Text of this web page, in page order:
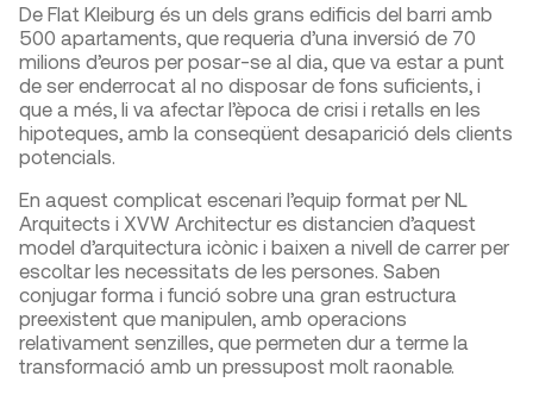
De Flat Kleiburg és un dels grans edificis del barri amb
500 apartaments, que requeria d’una inversió de 70
milions d’euros per posar-se al dia, que va estar a punt
de ser enderrocat al no disposar de fons suficients, i
que a més, li va afectar l’època de crisi i retalls en les
hipoteques, amb la conseqüent desaparició dels clients
potencials.
En aquest complicat escenari l’equip format per NL
Arquitects i XVW Architectur es distancien d’aquest
model d’arquitectura icònic i baixen a nivell de carrer per
escoltar les necessitats de les persones. Saben
conjugar forma i funció sobre una gran estructura
preexistent que manipulen, amb operacions
relativament senzilles, que permeten dur a terme la
transformació amb un pressupost molt raonable.